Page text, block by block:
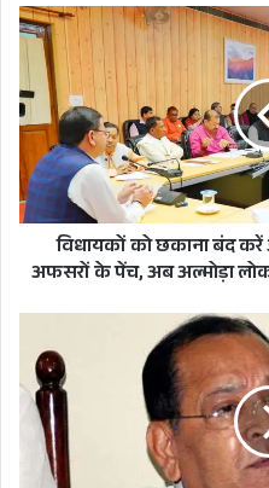
योग नगरी
परिवहन एवं
गडकरी से मुलाकात
विधायकों
को
छकाना
बंद
करें
अफसर!
CM
धामी
कस
DM,
के
पेंच,
अब
अल्मोड़ा
लोकसभा
अफसरों
विधायकों को छकाना बंद
अफसरों के पेंच, अब अल्मोड़ा
कुछ
बदलने'
का
दावा
करने
वालों